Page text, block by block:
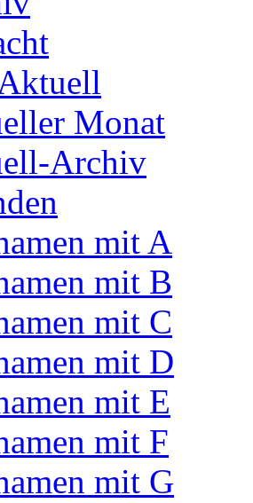
Monat
Archiv
mit A
mit B
mit C
mit D
mit E
mit F
mit G